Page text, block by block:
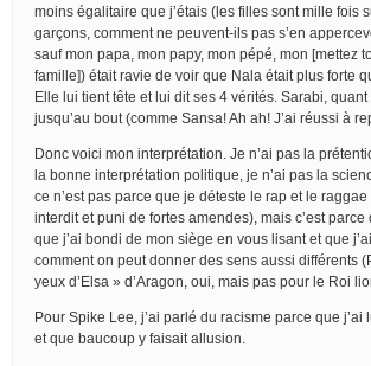
moins égalitaire que j’étais (les filles sont mille fois
garçons, comment ne peuvent-ils pas s’en
sauf mon papa, mon papy, mon pépé, mon [mettez
famille]) était ravie de voir que Nala était plus forte
Elle lui tient tête et lui dit ses 4 vérités. Sarabi,
jusqu’au bout (comme Sansa! Ah ah! J’ai réussi à
Donc voici mon interprétation. Je n’ai pas la
la bonne interprétation politique, je n’ai pas la
ce n’est pas parce que je déteste le rap et le
interdit et puni de fortes amendes), mais c’est parce
que j’ai bondi de mon siège en vous lisant et que
comment on peut donner des sens aussi différents
yeux d’Elsa » d’Aragon, oui, mais pas pour le Roi
Pour Spike Lee, j’ai parlé du racisme parce que j’ai
et que baucoup y faisait allusion.